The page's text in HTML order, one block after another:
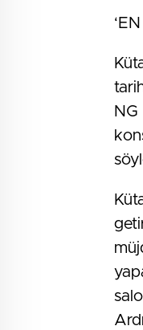
NG